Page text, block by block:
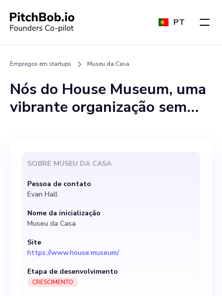
PT
Empregos em startups Museu da Casa
Nós do House Museum, uma
vibrante organização sem
especificamente um
especialista em marketing
digital apaixonado. Nessa
função, você seria um
impulsionador dedicado à
nossa missão: conectar as
comunidades locais com sua
herança cultural por meio da
SOBRE MUSEU DA CASA
Pessoa de contato
Evan Hall
Nome da inicialização
Museu da Casa
Site
https://www.house.museum/
Etapa de desenvolvimento
CRESCIMENTO